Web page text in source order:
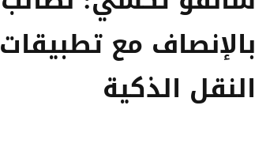
بالإنصاف مع تطبيقات
النقل الذكية